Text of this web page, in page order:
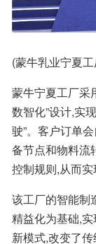
(蒙牛乳业宁夏
蒙牛宁夏工厂采
数智化”设计,实
驶”。客户订单
备节点和物料流
控制规则,从而实
该工厂的智能制
精益化为基础,
新模式,改变了